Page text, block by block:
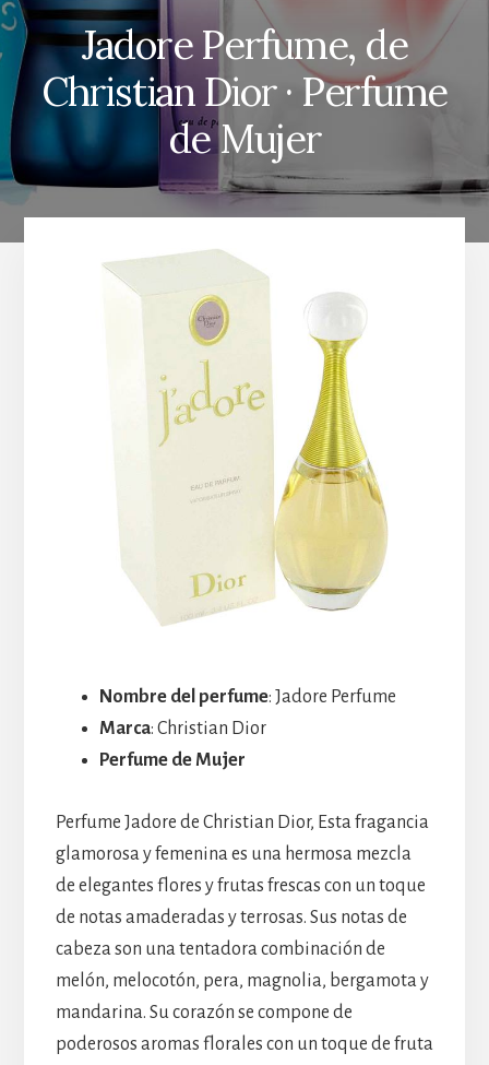
Jadore Perfume, de
Christian Dior · Perfume
de Mujer
Nombre del perfume: Jadore Perfume
Marca: Christian Dior
Perfume de Mujer
Perfume Jadore de Christian Dior, Esta fragancia
glamorosa y femenina es una hermosa mezcla
de elegantes flores y frutas frescas con un toque
de notas amaderadas y terrosas. Sus notas de
cabeza son una tentadora combinación de
melón, melocotón, pera, magnolia, bergamota y
mandarina. Su corazón se compone de
poderosos aromas florales con un toque de fruta